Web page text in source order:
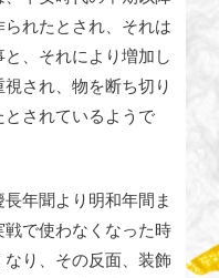
られたとされ、それは
、それにより増加し
され、物を断ち切り
されているようで
長年聞より明和年間ま
で使わなくなった時
り、その反面、装飾